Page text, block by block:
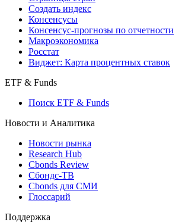
Индексы
Поиск индексов
Страницы стран
Создать индекс
Консенсусы
Консенсус-прогнозы по отчетности
Макроэкономика
Виджет: Карта процентных ставок
ETF & Funds
Поиск ETF & Funds
Новости и Аналитика
Новости рынка
Research Hub
Cbonds Review
Сбондс-ТВ